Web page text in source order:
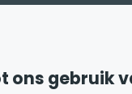
ons gebruik